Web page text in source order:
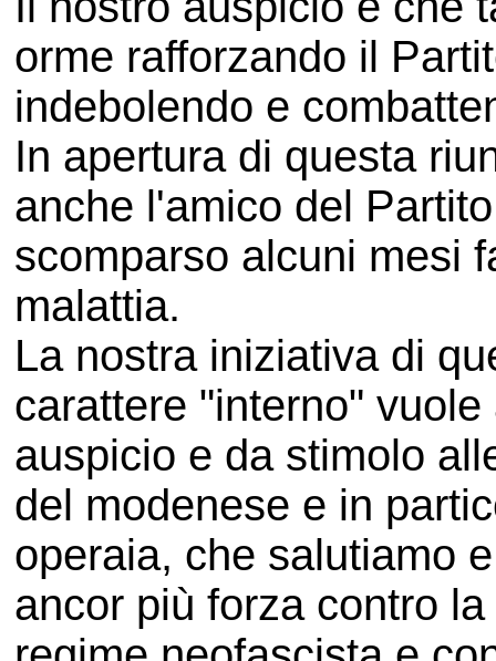
orme rafforzando il
indebolendo e
In apertura di questa
anche l'amico del
scomparso alcuni mesi
malattia.
La nostra iniziativa di
carattere "interno"
auspicio e da stimolo
del modenese e in
operaia, che salutiamo
ancor più forza contro